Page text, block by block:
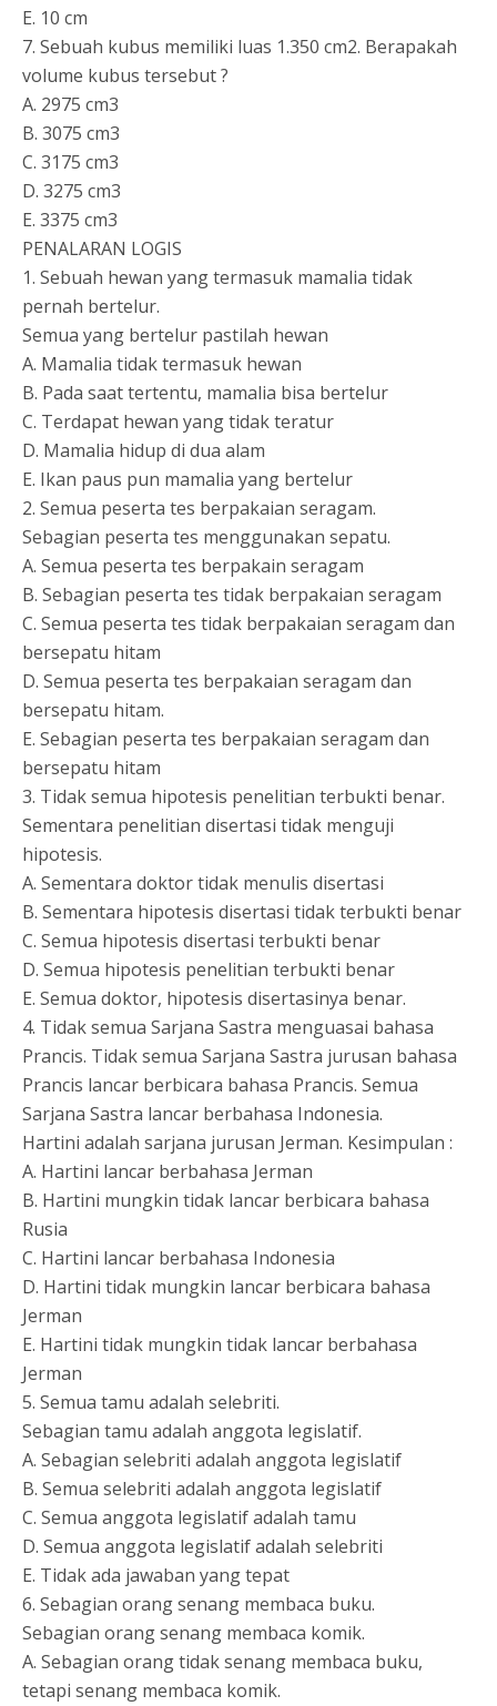
E. 10 cm
7. Sebuah kubus memiliki luas 1.350 cm2. Berapakah
volume kubus tersebut ?
A. 2975 cm3
B. 3075 cm3
C. 3175 cm3
D. 3275 cm3
E. 3375 cm3
PENALARAN LOGIS
1. Sebuah hewan yang termasuk mamalia tidak
pernah bertelur.
Semua yang bertelur pastilah hewan
A. Mamalia tidak termasuk hewan
B. Pada saat tertentu, mamalia bisa bertelur
C. Terdapat hewan yang tidak teratur
D. Mamalia hidup di dua alam
E. Ikan paus pun mamalia yang bertelur
2. Semua peserta tes berpakaian seragam.
Sebagian peserta tes menggunakan sepatu.
A. Semua peserta tes berpakain seragam
B. Sebagian peserta tes tidak berpakaian seragam
C. Semua peserta tes tidak berpakaian seragam dan
bersepatu hitam
D. Semua peserta tes berpakaian seragam dan
bersepatu hitam.
E. Sebagian peserta tes berpakaian seragam dan
bersepatu hitam
3. Tidak semua hipotesis penelitian terbukti benar.
Sementara penelitian disertasi tidak menguji
hipotesis.
A. Sementara doktor tidak menulis disertasi
B. Sementara hipotesis disertasi tidak terbukti benar
C. Semua hipotesis disertasi terbukti benar
D. Semua hipotesis penelitian terbukti benar
E. Semua doktor, hipotesis disertasinya benar.
4. Tidak semua Sarjana Sastra menguasai bahasa
Prancis. Tidak semua Sarjana Sastra jurusan bahasa
Prancis lancar berbicara bahasa Prancis. Semua
Sarjana Sastra lancar berbahasa Indonesia.
Hartini adalah sarjana jurusan Jerman. Kesimpulan :
A. Hartini lancar berbahasa Jerman
B. Hartini mungkin tidak lancar berbicara bahasa
Rusia
C. Hartini lancar berbahasa Indonesia
D. Hartini tidak mungkin lancar berbicara bahasa
Jerman
E. Hartini tidak mungkin tidak lancar berbahasa
Jerman
5. Semua tamu adalah selebriti.
Sebagian tamu adalah anggota legislatif.
A. Sebagian selebriti adalah anggota legislatif
B. Semua selebriti adalah anggota legislatif
C. Semua anggota legislatif adalah tamu
D. Semua anggota legislatif adalah selebriti
E. Tidak ada jawaban yang tepat
6. Sebagian orang senang membaca buku.
Sebagian orang senang membaca komik.
A. Sebagian orang tidak senang membaca buku,
tetapi senang membaca komik.